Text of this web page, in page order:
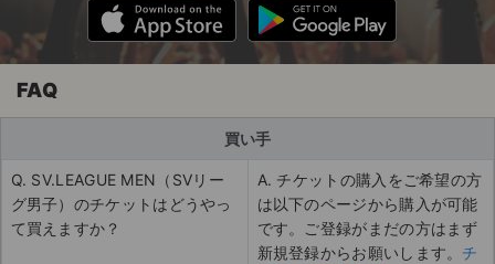
FAQ
買い手
Q. SV.LEAGUE MEN（SVリー
グ男子）のチケットはどうやっ
て買えますか？
A. チケットの購入をご希望の方
は以下のページから購入が可能
です。ご登録がまだの方はまず
新規登録からお願いします。 チ